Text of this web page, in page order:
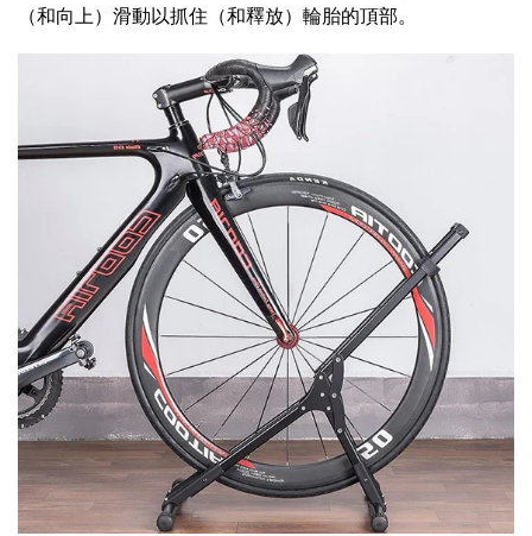
（和向上）滑動以抓住（和釋放）輪胎的頂部。